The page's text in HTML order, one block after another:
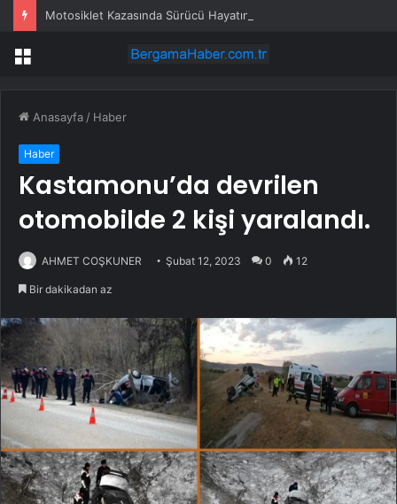
Motosiklet Kazasında Sürücü Hayatını Kaybetti
Menü
Anasayfa / Haber
Haber
Kastamonu’da devrilen
otomobilde 2 kişi yaralandı.
AHMET COŞKUNER Şubat 12, 2023 0 12
Bir dakikadan az